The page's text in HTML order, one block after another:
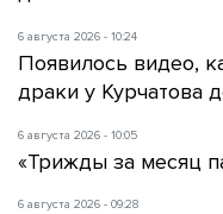
6 августа 2026 - 10:24
Появилось видео,
драки у Курчатова
6 августа 2026 - 10:05
«Трижды за месяц
6 августа 2026 - 09:28